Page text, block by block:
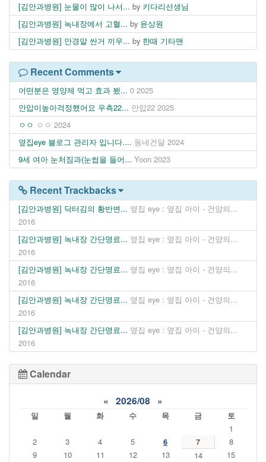
[김안과병원] 눈물이 많이 나서... by 키다리선생님
[김안과병원] 녹내장에서 고혈... by 윤상원
[김안과병원] 안경알 싼거 끼우... by 한때 기타맨
Recent Comments
어떤분은 영양제 먹고 효과 봤... 0 2025
안압이높아걱정했어요 우측22... 안압22 2025
ㅇㅇ ㅇㅇ 2024
옆집eye 블로그 관리자 입니다.... 동네건달 2024
9세 여아 눈처짐과(눈썹을 들어... Yoon 2023
Recent Trackbacks
[김안과병원] 닥터김의 황반변... 옆집 eye : 옆집 아이 - 건양의...
2016
[김안과병원] 녹내장 간단명료... 옆집 eye : 옆집 아이 - 건양의...
2016
[김안과병원] 녹내장 간단명료... 옆집 eye : 옆집 아이 - 건양의...
2016
[김안과병원] 녹내장 간단명료... 옆집 eye : 옆집 아이 - 건양의...
2016
[김안과병원] 녹내장 간단명료... 옆집 eye : 옆집 아이 - 건양의...
2016
Calendar
« 2026/08 »
일 월 화 수 목 금
토
1
2
3 4 5 6 7
8
9
10 11 12 13 14
15